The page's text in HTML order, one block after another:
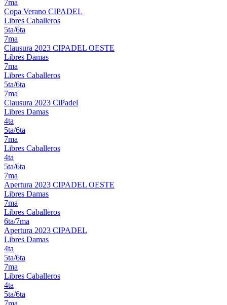
7ma
Copa Verano CIPADEL
Libres Caballeros
5ta/6ta
7ma
Clausura 2023 CIPADEL OESTE
Libres Damas
7ma
Libres Caballeros
5ta/6ta
7ma
Clausura 2023 CiPadel
Libres Damas
4ta
5ta/6ta
7ma
Libres Caballeros
4ta
5ta/6ta
7ma
Apertura 2023 CIPADEL OESTE
Libres Damas
7ma
Libres Caballeros
6ta/7ma
Apertura 2023 CIPADEL
Libres Damas
4ta
5ta/6ta
7ma
Libres Caballeros
4ta
5ta/6ta